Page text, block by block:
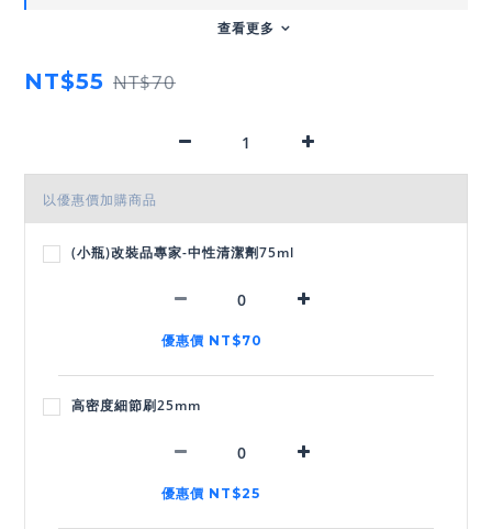
查看更多
NT$55 NT$70
以優惠價加購商品
(小瓶)改裝品專家-中性清潔劑75ml
優惠價 NT$70
高密度細節刷25mm
優惠價 NT$25